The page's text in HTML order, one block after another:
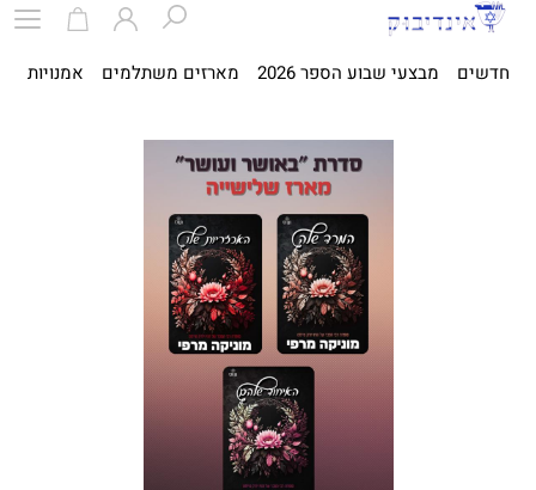
חדשים מבצעי שבוע הספר 2026 מארזים משתלמים אמנויות